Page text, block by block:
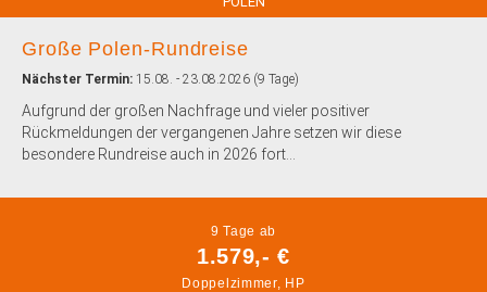
Große Polen-Rundreise
Nächster Termin: 15.08. - 23.08.2026 (9 Tage)
Aufgrund der großen Nachfrage und vieler positiver
Rückmeldungen der vergangenen Jahre setzen wir diese
besondere Rundreise auch in 2026 fort...
9 Tage ab
1.579,- €
Doppelzimmer, HP